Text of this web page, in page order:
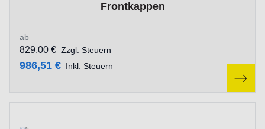
Frontkappen
ab
986,51 € Inkl. Steuern
829,00 € Zzgl. Steuern